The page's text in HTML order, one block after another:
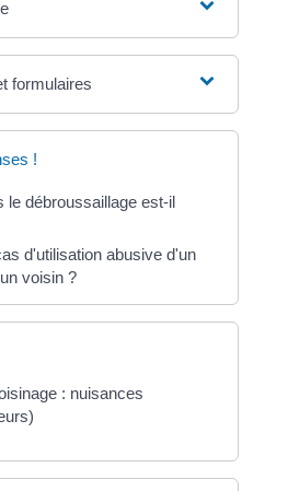
formulaires
!
le débroussaillage est-il
d'utilisation abusive d'un
voisin ?
: nuisances